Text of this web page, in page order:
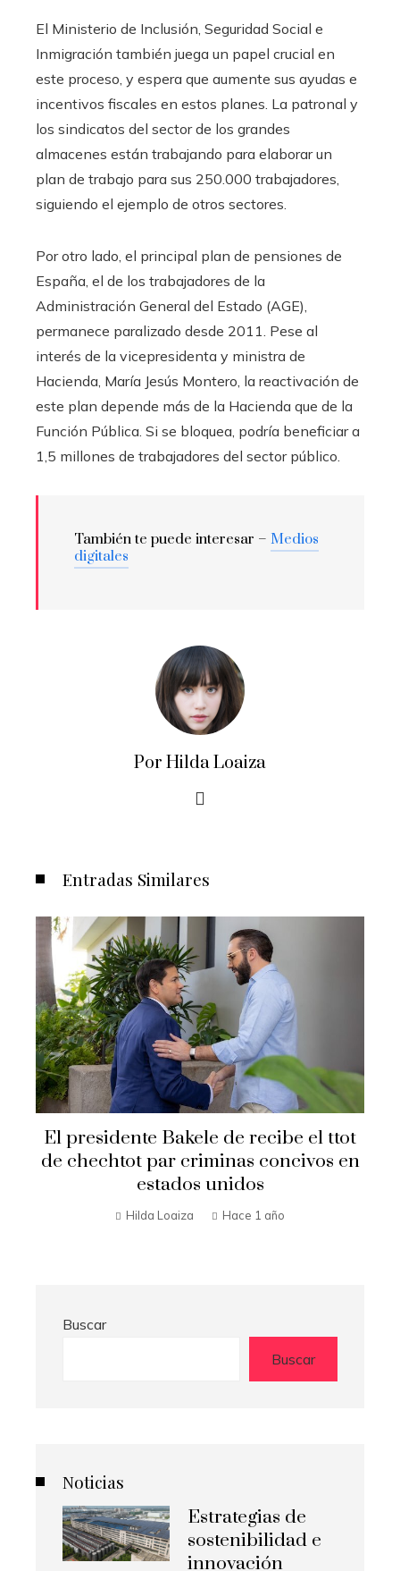
El Ministerio de Inclusión, Seguridad Social e
Inmigración también juega un papel crucial en
este proceso, y espera que aumente sus ayudas e
incentivos fiscales en estos planes. La patronal y
los sindicatos del sector de los grandes
almacenes están trabajando para elaborar un
plan de trabajo para sus 250.000 trabajadores,
siguiendo el ejemplo de otros sectores.
Por otro lado, el principal plan de pensiones de
España, el de los trabajadores de la
Administración General del Estado (AGE),
permanece paralizado desde 2011. Pese al
interés de la vicepresidenta y ministra de
Hacienda, María Jesús Montero, la reactivación de
este plan depende más de la Hacienda que de la
Función Pública. Si se bloquea, podría beneficiar a
1,5 millones de trabajadores del sector público.
También te puede interesar – Medios
digitales
Por Hilda Loaiza
Entradas Similares
el ttot
en
Secretario de Estado Marco
visita El Salvador
Hilda Loaiza
Buscar
Buscar
Noticias
Estrategias de
sostenibilidad e
innovación